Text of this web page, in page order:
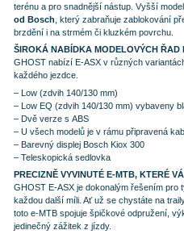
terénu a pro snadnější nástup. Vyšší
od Bosch , který zabraňuje zablokování
brzdění i na strmém či kluzkém povrchu.
ŠIROKÁ NABÍDKA MODELOVÝCH ŘAD
GHOST nabízí E-ASX v různých
každého jezdce.
– Low (zdvih 140/130 mm)
– Low EQ (zdvih 140/130 mm) vybaveny
– Dvě verze s ABS
– U všech modelů je v rámu připravená
– Barevný displej Bosch Kiox 300
– Teleskopická sedlovka
PRECIZNĚ VYVINUTÉ E-MTB, KTERÉ
GHOST E-ASX je dokonalým řešením pro
každou další míli. Ať už se chystáte na
toto e-MTB spojuje špičkové odpružení,
jedinečný zážitek z jízdy.